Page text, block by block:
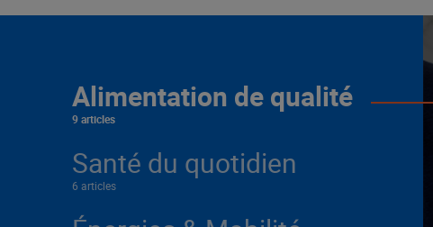
Alimentation de qualité
9 articles
Santé du quotidien
6 articles